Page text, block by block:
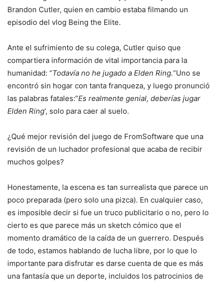
Brandon Cutler, quien en cambio estaba filmando un
episodio del vlog Being the Elite.
Ante el sufrimiento de su colega, Cutler quiso que
compartiera información de vital importancia para la
humanidad: “Todavía no he jugado a Elden Ring.“Uno se
encontró sin hogar con tanta franqueza, y luego pronunció
las palabras fatales:”Es realmente genial, deberías jugar
Elden Ring‘, solo para caer al suelo.
¿Qué mejor revisión del juego de FromSoftware que una
revisión de un luchador profesional que acaba de recibir
muchos golpes?
Honestamente, la escena es tan surrealista que parece un
poco preparada (pero solo una pizca). En cualquier caso,
es imposible decir si fue un truco publicitario o no, pero lo
cierto es que parece más un sketch cómico que el
momento dramático de la caída de un guerrero. Después
de todo, estamos hablando de lucha libre, por lo que lo
importante para disfrutar es darse cuenta de que es más
una fantasía que un deporte, incluidos los patrocinios de